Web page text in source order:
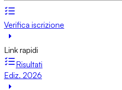
Verifica iscrizione
Link rapidi
Risultati
Ediz. 2026